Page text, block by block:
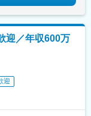
迎／年収600万
迎